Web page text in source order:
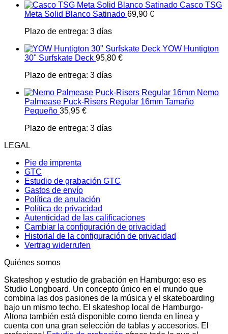
Casco TSG
Meta Solid Blanco Satinado 69,90 €
Plazo de entrega: 3 días
YOW Huntigton
30" Surfskate Deck 95,80 €
Plazo de entrega: 3 días
Nemo
Palmease Puck-Risers Regular 16mm Tamaño
Pequeño 35,95 €
Plazo de entrega: 3 días
LEGAL
Pie de imprenta
GTC
Estudio de grabación GTC
Gastos de envío
Política de anulación
Política de privacidad
Autenticidad de las calificaciones
Cambiar la configuración de privacidad
Historial de la configuración de privacidad
Vertrag widerrufen
Quiénes somos
Skateshop y estudio de grabación en Hamburgo: eso es
Studio Longboard. Un concepto único en el mundo que
combina las dos pasiones de la música y el skateboarding
bajo un mismo techo. El skateshop local de Hamburgo-
Altona también está disponible como tienda en línea y
cuenta con una gran selección de tablas y accesorios. El